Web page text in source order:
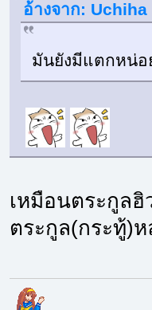
อ้างจาก: Uchiha
มันยังมีแตกหน่
เหมือนตระกูล
ตระกูล(กระทู้)